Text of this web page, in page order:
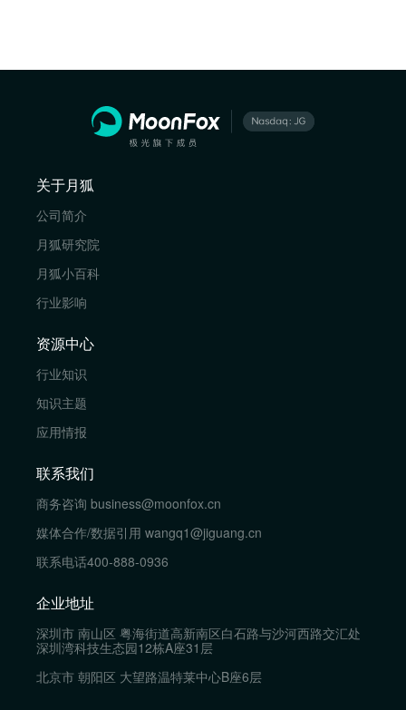
关于月狐
公司简介
月狐研究院
月狐小百科
行业影响
资源中心
行业知识
知识主题
应用情报
联系我们
商务咨询 business@moonfox.cn
媒体合作/数据引用 wangq1@jiguang.cn
联系电话400-888-0936
企业地址
深圳市 南山区 粤海街道高新南区白石路与沙河西路交汇处
深圳湾科技生态园12栋A座31层
北京市 朝阳区 大望路温特莱中心B座6层